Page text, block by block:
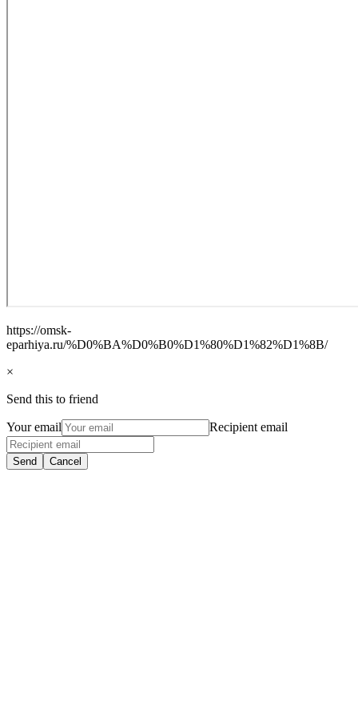
https://omsk-
eparhiya.ru/%D0%BA%D0%B0%D1%80%D1%82%D1%8B/
×
Send this to friend
Your email Recipient email
Send Cancel